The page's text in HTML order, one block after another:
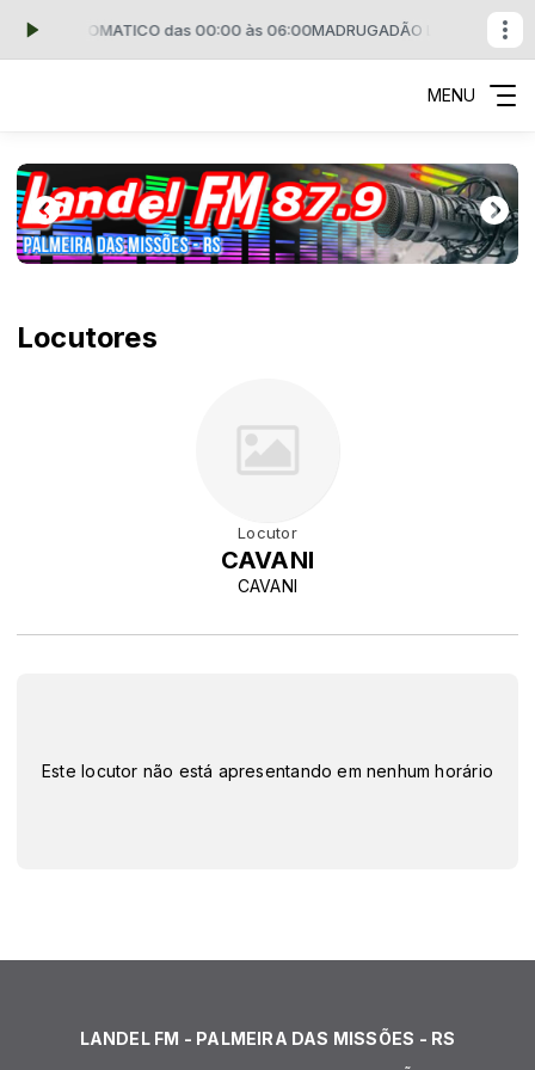
AUTOMATICO das 00:00 às 06:00MADRUGADÃO LANDEL FM
MENU
Locutores
Locutor
CAVANI
CAVANI
Este locutor não está apresentando em nenhum horário
LANDEL FM - PALMEIRA DAS MISSÕES - RS